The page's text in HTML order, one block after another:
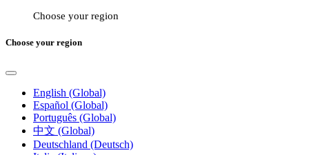
Choose your region
Choose your region
English (Global)
Español (Global)
Português (Global)
中文 (Global)
Deutschland (Deutsch)